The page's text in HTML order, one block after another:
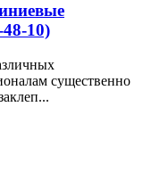
10)
существенно